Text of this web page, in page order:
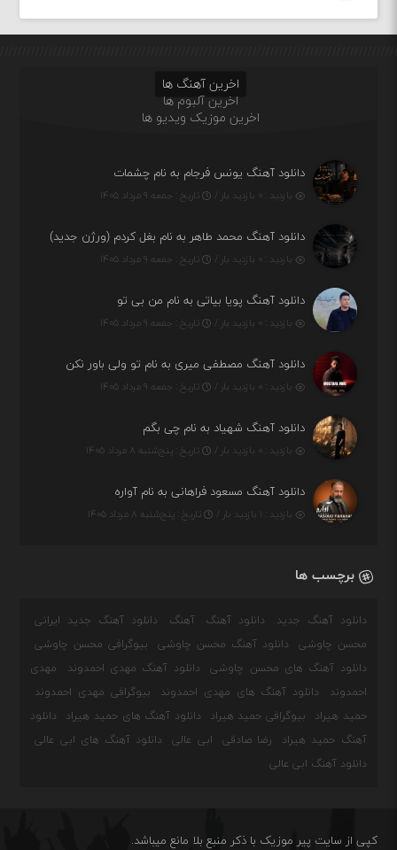
اخرین آهنگ ها
اخرین آلبوم ها
اخرین موزیک ویدیو ها
دانلود آهنگ یونس فرجام به نام چشمات
بازدید : ۰ بازدید بار / تاریخ : جمعه ۹ مرداد ۱۴۰۵
دانلود آهنگ محمد طاهر به نام بغل کردم (ورژن جدید)
بازدید : ۰ بازدید بار / تاریخ : جمعه ۹ مرداد ۱۴۰۵
دانلود آهنگ پویا بیاتی به نام من بی تو
بازدید : ۰ بازدید بار / تاریخ : جمعه ۹ مرداد ۱۴۰۵
دانلود آهنگ مصطفی میری به نام تو ولی باور نکن
بازدید : ۰ بازدید بار / تاریخ : جمعه ۹ مرداد ۱۴۰۵
دانلود آهنگ شهیاد به نام چی بگم
بازدید : ۰ بازدید بار / تاریخ : پنج‌شنبه ۸ مرداد ۱۴۰۵
دانلود آهنگ مسعود فراهانی به نام آواره
بازدید : ۱ بازدید بار / تاریخ : پنج‌شنبه ۸ مرداد ۱۴۰۵
برچسب ها
دانلود آهنگ جدید دانلود آهنگ آهنگ
دانلود آهنگ جدید ایرانی
محسن چاوشی
دانلود آهنگ محسن چاوشی
بیوگرافی محسن چاوشی
دانلود آهنگ های محسن چاوشی
دانلود آهنگ مهدی احمدوند
مهدی
احمدوند
دانلود آهنگ های مهدی احمدوند
بیوگرافی مهدی احمدوند
حمید هیراد
بیوگرافی حمید هیراد دانلود آهنگ های حمید هیراد
دانلود
آهنگ حمید هیراد
رضا صادقی ابی عالی
دانلود آهنگ های ابی عالی
دانلود آهنگ ابی عالی
کپی از سایت پیر موزیک با ذکر منبع بلا مانع میباشد.